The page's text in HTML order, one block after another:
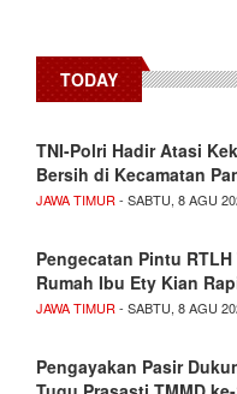
TODAY
TNI-Polri Hadir Atasi
Bersih di Kecamatan
JAWA TIMUR- SABTU, 8 AGU
Pengecatan Pintu RTLH
Rumah Ibu Ety Kian
JAWA TIMUR- SABTU, 8 AGU
Pengayakan Pasir